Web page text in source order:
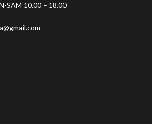
SAM 10.00 – 18.00